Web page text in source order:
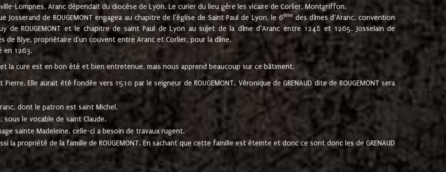
Lompnes, Aranc dépendait du diocèse de Lyon. Le curier du lieu gère les vicaire de Corlier, Montgriffon.
Josserand de ROUGEMONT engagea au chapitre de l’église de Saint Paul de Lyon, le 6ème des dîmes d’Aranc, convention
ROUGEMONT et le chapitre de saint Paul de Lyon au sujet de la dîme d’Aranc entre 1248 et 1265. Josselain de
de Blye, propriétaire d'un couvent entre Aranc et Corlier, pour la dîme.
en 1263.
la cure est en bon été et bien entretenue, mais nous apprend beaucoup sur ce bâtiment.
Elle aurait été fondée vers 1510 par le seigneur de ROUGEMONT. Véronique de GRENAUD dite de ROUGEMONT sera
dont le patron est saint Michel.
sous le vocable de saint Claude.
sainte Madeleine. celle-ci a besoin de travaux rugent.
la propriété de la famille de ROUGEMONT. En sachant que cette famille est éteinte et donc ce sont donc les de GRENAUD